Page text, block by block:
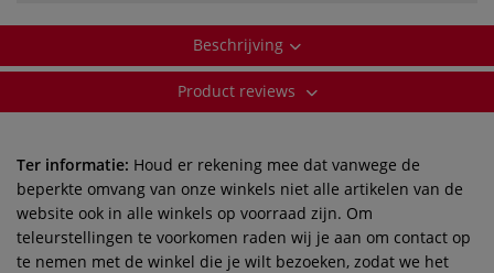
Beschrijving
Product reviews
Ter informatie: Houd er rekening mee dat vanwege de
beperkte omvang van onze winkels niet alle artikelen van de
website ook in alle winkels op voorraad zijn. Om
teleurstellingen te voorkomen raden wij je aan om contact op
te nemen met de winkel die je wilt bezoeken, zodat we het